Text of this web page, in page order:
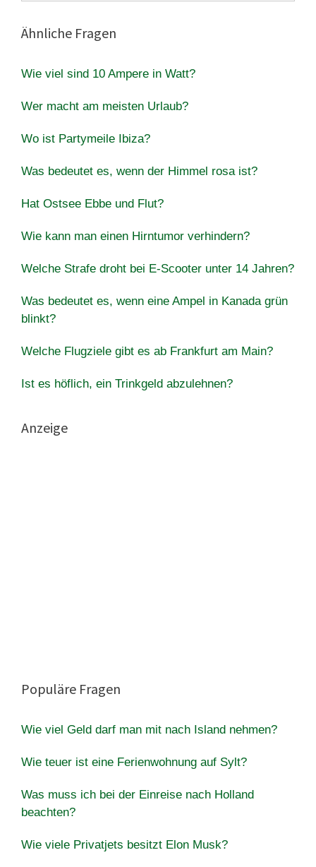
Ähnliche Fragen
Wie viel sind 10 Ampere in Watt?
Wer macht am meisten Urlaub?
Wo ist Partymeile Ibiza?
Was bedeutet es, wenn der Himmel rosa ist?
Hat Ostsee Ebbe und Flut?
Wie kann man einen Hirntumor verhindern?
Welche Strafe droht bei E-Scooter unter 14 Jahren?
Was bedeutet es, wenn eine Ampel in Kanada grün
blinkt?
Welche Flugziele gibt es ab Frankfurt am Main?
Ist es höflich, ein Trinkgeld abzulehnen?
Anzeige
Populäre Fragen
Wie viel Geld darf man mit nach Island nehmen?
Wie teuer ist eine Ferienwohnung auf Sylt?
Was muss ich bei der Einreise nach Holland
beachten?
Wie viele Privatjets besitzt Elon Musk?